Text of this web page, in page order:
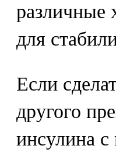
различные
для
Если
другого
инсулина